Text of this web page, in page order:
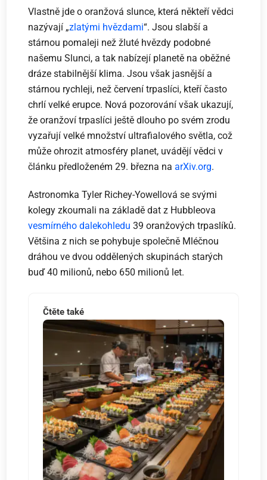
Vlastně jde o oranžová slunce, která někteří vědci
nazývají „zlatými hvězdami“. Jsou slabší a
stárnou pomaleji než žluté hvězdy podobné
našemu Slunci, a tak nabízejí planetě na oběžné
dráze stabilnější klima. Jsou však jasnější a
stárnou rychleji, než červení trpaslíci, kteří často
chrlí velké erupce. Nová pozorování však ukazují,
že oranžoví trpaslíci ještě dlouho po svém zrodu
vyzařují velké množství ultrafialového světla, což
může ohrozit atmosféry planet, uvádějí vědci v
článku předloženém 29. března naarXiv.org.
Astronomka Tyler Richey-Yowellová se svými
kolegy zkoumali na základě dat z Hubbleova
vesmírného dalekohledu 39 oranžových trpaslíků.
Většina z nich se pohybuje společně Mléčnou
dráhou ve dvou oddělených skupinách starých
buď 40 milionů, nebo 650 milionů let.
Čtěte také